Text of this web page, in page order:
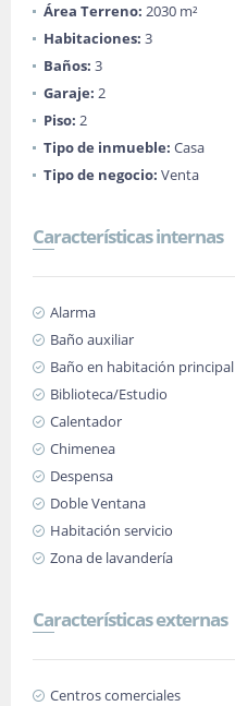
Área Terreno: 2030 m²
Habitaciones: 3
Baños: 3
Garaje: 2
Piso: 2
Tipo de inmueble: Casa
Tipo de negocio: Venta
Características internas
Alarma
Baño auxiliar
Baño en habitación principal
Biblioteca/Estudio
Calentador
Chimenea
Despensa
Doble Ventana
Habitación servicio
Zona de lavandería
Características externas
Centros comerciales